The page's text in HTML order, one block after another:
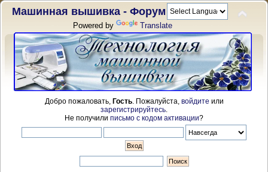
Машинная вышивка - Форум
Powered by Translate
Добро пожаловать, Гость. Пожалуйста, войдите или
зарегистрируйтесь
Не получили письмо с кодом активации?